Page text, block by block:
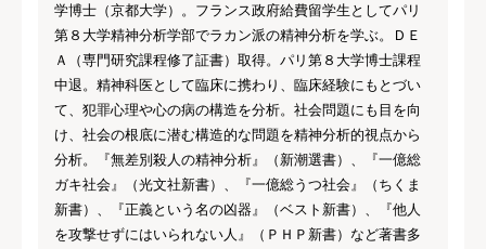
学博士（京都大学）。フランス政府給費留学生としてパリ
第８大学精神分析学部でラカン派の精神分析を学ぶ。ＤＥ
Ａ（専門研究課程修了証書）取得。パリ第８大学博士課程
中退。精神科医として臨床に携わり、臨床経験にもとづい
て、犯罪心理や心の病の構造を分析。社会問題にも目を向
け、社会の根底に潜む構造的な問題を精神分析的視点から
分析。『無差別殺人の精神分析』（新潮選書）、『一億総
ガキ社会』（光文社新書）、『一億総うつ社会』（ちくま
新書）、『正義という名の凶器』（ベスト新書）、『他人
を攻撃せずにはいられない人』（ＰＨＰ新書）など著書多